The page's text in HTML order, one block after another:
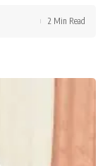
2 Min Read